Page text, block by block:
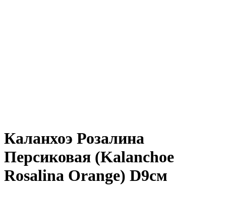
Каланхоэ Розалина
Персиковая (Kalanchoe
Rosalina Orange) D9см